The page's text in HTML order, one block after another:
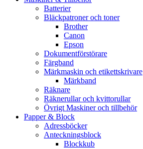
Batterier
Bläckpatroner och toner
Brother
Canon
Epson
Dokumentförstörare
Färgband
Märkmaskin och etikettskrivare
Märkband
Räknare
Räknerullar och kvittorullar
Övrigt Maskiner och tillbehör
Papper & Block
Adressböcker
Anteckningsblock
Blockkub